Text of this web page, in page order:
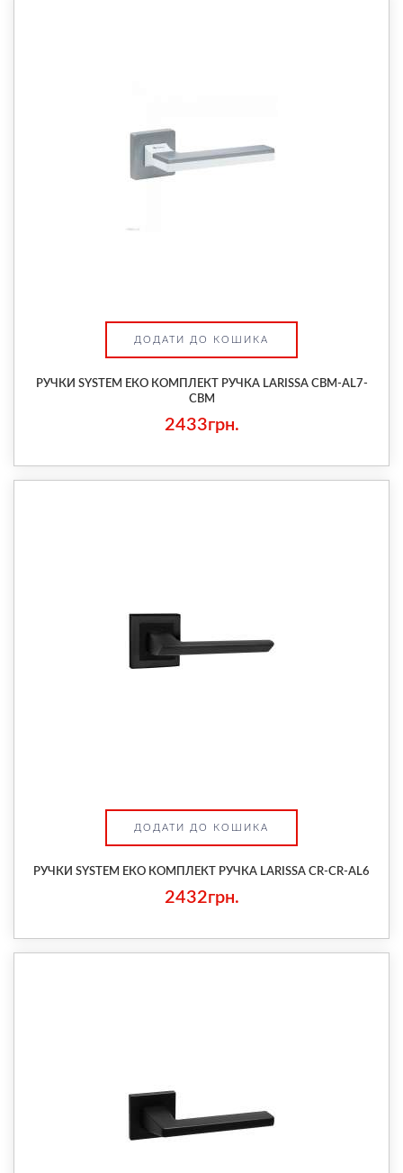
ДОДАТИ ДО КОШИКА
РУЧКИ SYSTEM ЕКО КОМПЛЕКТ РУЧКА LARISSA CBM-AL7-
CBM
2433грн.
ДОДАТИ ДО КОШИКА
РУЧКИ SYSTEM ЕКО КОМПЛЕКТ РУЧКА LARISSA CR-CR-AL6
2432грн.